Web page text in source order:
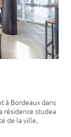
à Bordeaux dans
résidence studea
de la ville,